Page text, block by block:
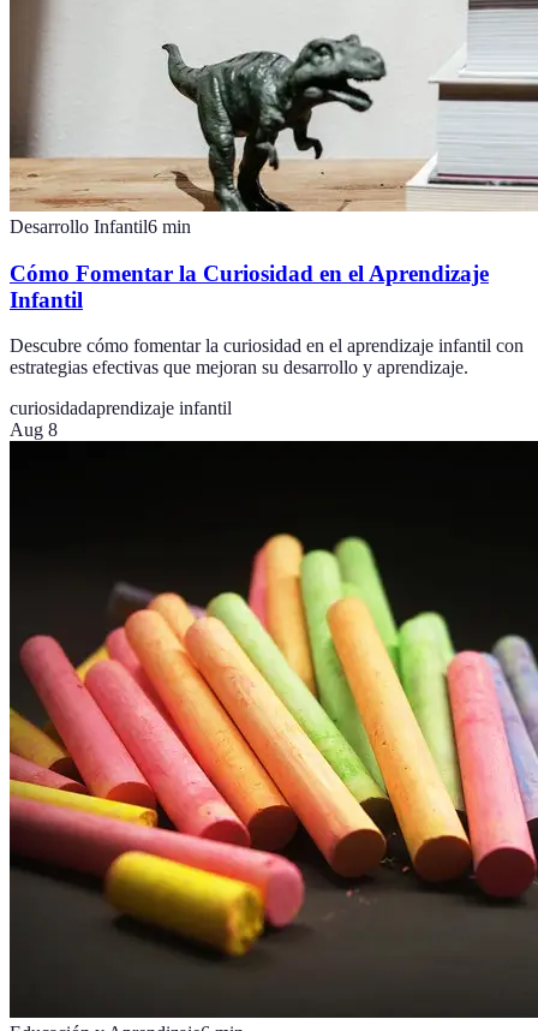
Desarrollo Infantil6 min
Cómo Fomentar la Curiosidad en el Aprendizaje
Infantil
Descubre cómo fomentar la curiosidad en el aprendizaje infantil con
estrategias efectivas que mejoran su desarrollo y aprendizaje.
curiosidadaprendizaje infantil
Aug 8